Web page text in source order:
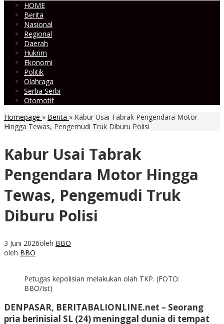
HOME
Berita
Nasional
Regional
Daerah
Hukrim
Ekonomi
Politik
Olahraga
Serba Serbi
Otomotif
Homepage » Berita » Kabur Usai Tabrak Pengendara Motor
Hingga Tewas, Pengemudi Truk Diburu Polisi
Kabur Usai Tabrak
Pengendara Motor Hingga
Tewas, Pengemudi Truk
Diburu Polisi
3 Juni 2026oleh BBO
oleh BBO
Petugas kepolisian melakukan olah TKP. (FOTO:
BBO/Ist)
DENPASAR, BERITABALIONLINE.net – Seorang
pria berinisial SL (24) meninggal dunia di tempat